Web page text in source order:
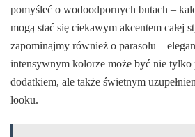
pomyśleć o wodoodpornych butach –
mogą stać się ciekawym akcentem całej
zapominajmy również o parasolu –
intensywnym kolorze może być nie tylko
dodatkiem, ale także świetnym
looku.